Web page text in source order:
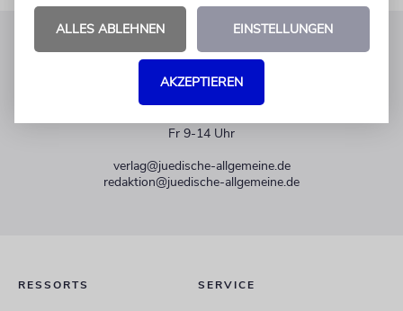
KUNDENSERVICE
Fr 9-14 Uhr
verlag@juedische-allgemeine.de
redaktion@juedische-allgemeine.de
RESSORTS SERVICE
ALLES ABLEHNEN EINSTELLUNGEN
AKZEPTIEREN